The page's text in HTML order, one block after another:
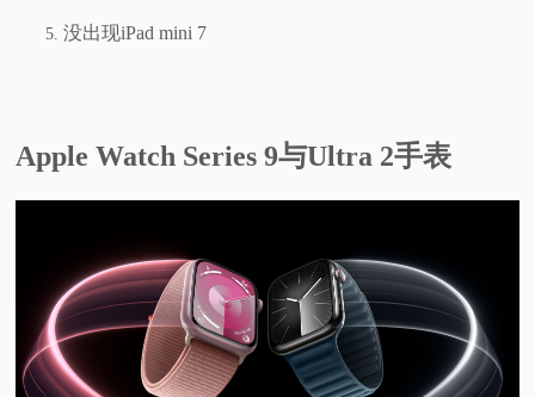
没出现iPad mini 7
Apple Watch Series 9与Ultra 2手表